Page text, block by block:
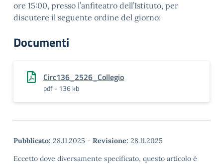
ore 15:00, presso l’anfiteatro dell’Istituto, per
discutere il seguente ordine del giorno:
Documenti
Circ136_2526_Collegio
pdf - 136 kb
Pubblicato: 28.11.2025 - Revisione: 28.11.2025
Eccetto dove diversamente specificato, questo articolo è